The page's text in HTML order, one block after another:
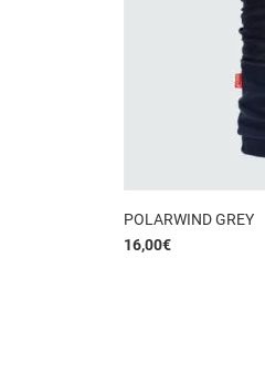
POLARWIND GREY
16,00€